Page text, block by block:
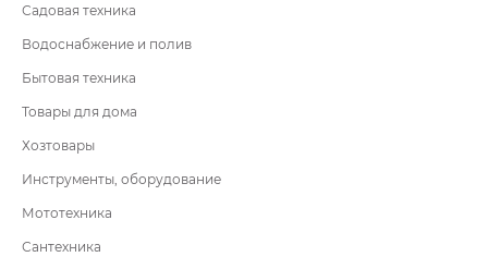
Садовая техника
Водоснабжение и полив
Бытовая техника
Товары для дома
Хозтовары
Инструменты, оборудование
Мототехника
Сантехника